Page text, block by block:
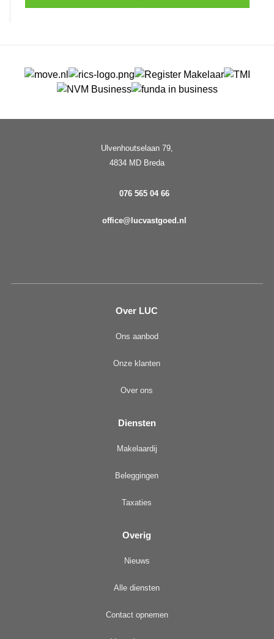
Ulvenhoutselaan 79,
4834 MD Breda
076 565 04 66
office@lucvastgoed.nl
Over LUC
Ons aanbod
Onze klanten
Over ons
Diensten
Makelaardij
Beleggingen
Taxaties
Overig
Nieuws
Alle diensten
Contact opnemen